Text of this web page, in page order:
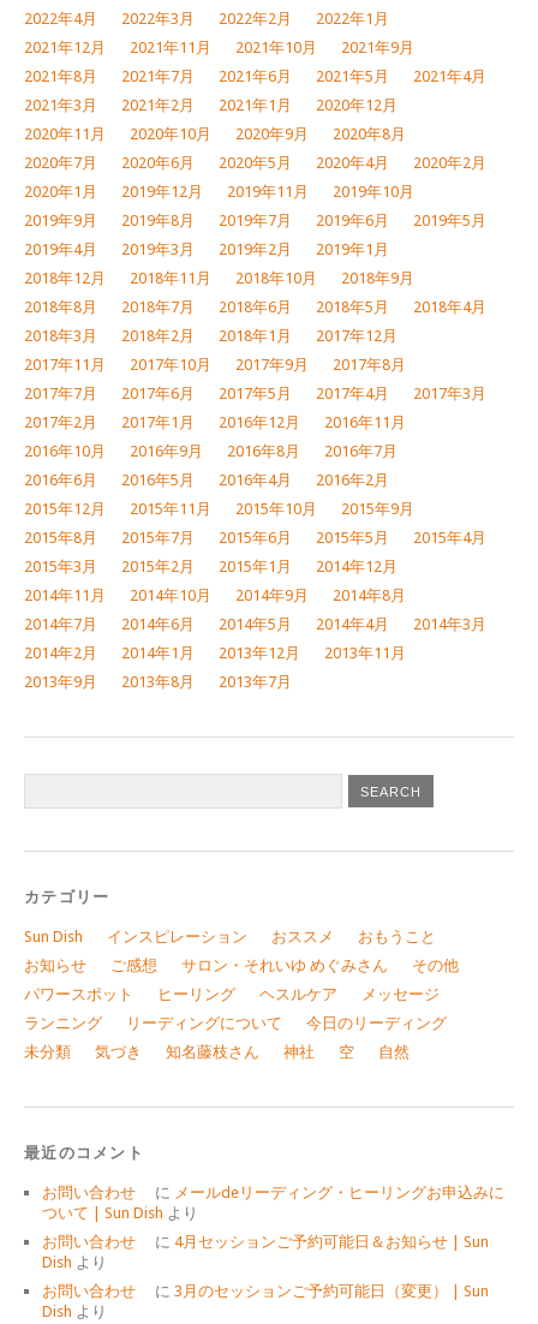
2022年4月
2022年3月 2022年2月
2022年1月
2021年12月
2021年11月 2021年10月
2021年9月
2021年8月
2021年7月 2021年6月 2021年5月
2021年4月
2021年3月
2021年2月 2021年1月
2020年12月
2020年11月
2020年10月 2020年9月
2020年8月
2020年7月
2020年6月 2020年5月 2020年4月
2020年2月
2020年1月
2019年12月 2019年11月
2019年10月
2019年9月
2019年8月 2019年7月 2019年6月
2019年5月
2019年4月
2019年3月 2019年2月
2019年1月
2018年12月
2018年11月 2018年10月
2018年9月
2018年8月
2018年7月 2018年6月 2018年5月
2018年4月
2018年3月
2018年2月 2018年1月
2017年12月
2017年11月
2017年10月 2017年9月
2017年8月
2017年7月
2017年6月 2017年5月 2017年4月
2017年3月
2017年2月
2017年1月 2016年12月
2016年11月
2016年10月
2016年9月 2016年8月
2016年7月
2016年6月
2016年5月 2016年4月
2016年2月
2015年12月
2015年11月 2015年10月
2015年9月
2015年8月
2015年7月 2015年6月 2015年5月
2015年4月
2015年3月
2015年2月 2015年1月
2014年12月
2014年11月
2014年10月 2014年9月
2014年8月
2014年7月
2014年6月 2014年5月 2014年4月
2014年3月
2014年2月
2014年1月 2013年12月
2013年11月
2013年9月
2013年8月 2013年7月
カテゴリー
Sun Dish インスピレーション おススメ
おもうこと
お知らせ
ご感想 サロン・それいゆ めぐみさん
その他
パワースポット
ヒーリング ヘスルケア
メッセージ
ランニング
リーディングについて
今日のリーディング
未分類
気づき 知名藤枝さん 神社 空 自然
最近のコメント
お問い合わせ に メールdeリーディング・ヒーリングお申込みに
ついて | Sun Dish より
お問い合わせ
に 4月セッションご予約可能日＆お知らせ | Sun
Dish より
お問い合わせ
に 3月のセッションご予約可能日（変更） | Sun
Dish より